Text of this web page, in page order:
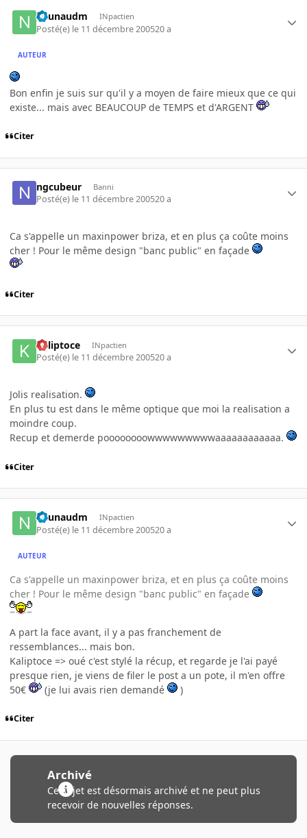
naunaudm INpactien
Posté(e) le 11 décembre 200520 a
AUTEUR
Bon enfin je suis sur qu'il y a moyen de faire mieux que ce qui
existe... mais avec BEAUCOUP de TEMPS et d'ARGENT
Citer
ngcubeur Banni
Posté(e) le 11 décembre 200520 a
Ca s'appelle un maxinpower briza, et en plus ça coûte moins
cher ! Pour le même design "banc public" en façade
Citer
Kaliptoce INpactien
Posté(e) le 11 décembre 200520 a
Jolis realisation.
En plus tu est dans le même optique que moi la realisation a
moindre coup.
Recup et demerde poooooooowwwwwwwwwaaaaaaaaaaaa.
Citer
naunaudm INpactien
Posté(e) le 11 décembre 200520 a
AUTEUR
Ca s'appelle un maxinpower briza, et en plus ça coûte moins
cher ! Pour le même design "banc public" en façade
A part la face avant, il y a pas franchement de
ressemblances... mais bon.
Kaliptoce => oué c'est stylé la récup, et regarde je l'ai payé
presque rien, je viens de filer le post a un pote, il m'en offre
50€
(je lui avais rien demandé )
Citer
Archivé
Ce sujet est désormais archivé et ne peut plus
recevoir de nouvelles réponses.